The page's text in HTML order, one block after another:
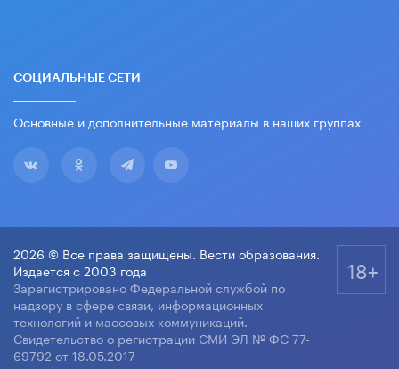
СОЦИАЛЬНЫЕ СЕТИ
Основные и дополнительные материалы в наших группах
2026 © Все права защищены. Вести образования.
Издается с 2003 года
Зарегистрировано Федеральной службой по
надзору в сфере связи, информационных
технологий и массовых коммуникаций.
Свидетельство о регистрации СМИ ЭЛ № ФС 77-
69792 от 18.05.2017
18+